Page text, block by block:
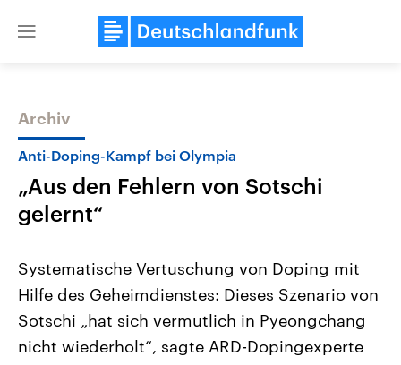
Close
Themen
Landtagswahl Sachsen-Anhalt
2026
Alle Informationen
Sachsen-Anhalt wählt am 6.
USA
Aktuelle Beiträge,
Hintergründe
Wirtschaftlich und
Archiv
Anti-Doping-Kampf bei Olympia
„Aus den Fehlern von Sotschi
gelernt“
Systematische Vertuschung von Doping mit
Hilfe des Geheimdienstes: Dieses Szenario von
Sotschi „hat sich vermutlich in Pyeongchang
nicht wiederholt“, sagte ARD-Dopingexperte